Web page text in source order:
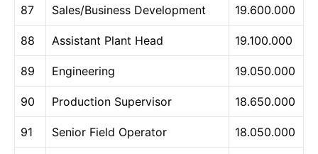
87 Sales/Business Development 19.600.000
88 Assistant Plant Head 19.100.000
89 Engineering 19.050.000
90 Production Supervisor 18.650.000
91 Senior Field Operator 18.050.000